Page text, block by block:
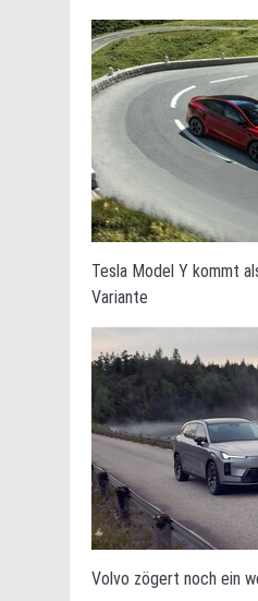
Tesla Model Y kommt
Variante
Volvo zögert noch ein